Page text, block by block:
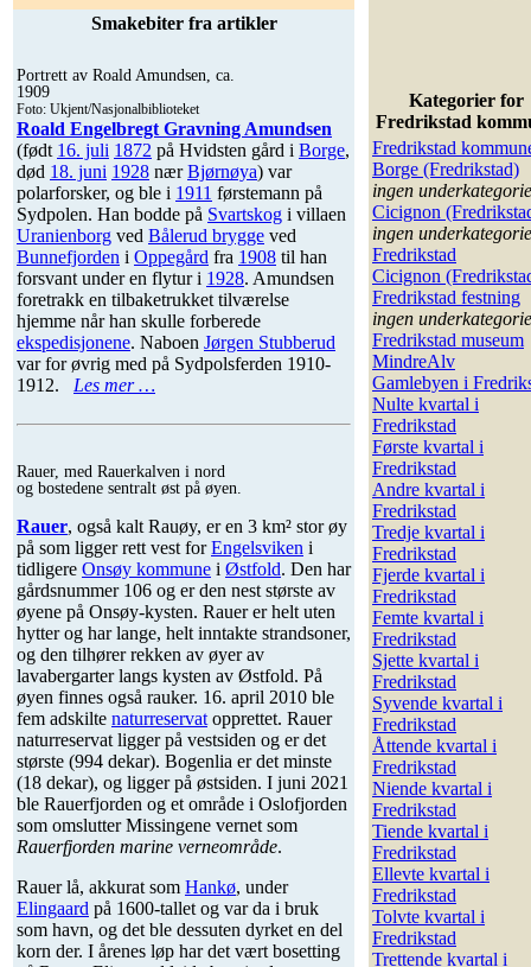
Smakebiter fra artikler
Portrett av Roald Amundsen, ca.
1909
Foto: Ukjent/Nasjonalbiblioteket
Roald Engelbregt Gravning Amundsen
(født 16. juli 1872 på Hvidsten gård i Borge,
død 18. juni 1928 nærBjørnøya) var
polarforsker, og ble i 1911 førstemann på
Sydpolen. Han bodde på Svartskog i villaen
Uranienborg ved Bålerud brygge ved
Bunnefjorden i Oppegård fra 1908 til han
forsvant under en flytur i 1928. Amundsen
foretrakk en tilbaketrukket tilværelse
hjemme når han skulle forberede
ekspedisjonene. Naboen Jørgen Stubberud
var for øvrig med på Sydpolsferden 1910-
1912. Les mer …
Rauer, med Rauerkalven i nord
og bostedene sentralt øst på øyen.
Rauer, også kalt Rauøy, er en 3 km² stor øy
på som ligger rett vest forEngelsviken i
tidligere Onsøy kommune i Østfold. Den har
gårdsnummer 106 og er den nest største av
øyene på Onsøy-kysten. Rauer er helt uten
hytter og har lange, helt inntakte strandsoner,
og den tilhører rekken av øyer av
lavabergarter langs kysten av Østfold. På
øyen finnes også rauker. 16. april 2010 ble
fem adskilte naturreservat opprettet. Rauer
naturreservat ligger på vestsiden og er det
største (994 dekar). Bogenlia er det minste
(18 dekar), og ligger på østsiden. I juni 2021
ble Rauerfjorden og et område i Oslofjorden
som omslutter Missingene vernet som
Rauerfjorden marine verneområde.
Rauer lå, akkurat som Hankø, under
Elingaard på 1600-tallet og var da i bruk
som havn, og det ble dessuten dyrket en del
korn der. I årenes løp har det vært bosetting
Kategorier for
Fredrikstad
Fredrikstad
Borge (Fredrikstad)
ingen
Cicignon
ingen
Fredrikstad
Cicignon
Fredrikstad festning
ingen
Fredrikstad museum
MindreAlv
Gamlebyen i
Nulte kvartal i
Fredrikstad
Første kvartal i
Fredrikstad
Andre kvartal i
Fredrikstad
Tredje kvartal i
Fredrikstad
Fjerde kvartal i
Fredrikstad
Femte kvartal i
Fredrikstad
Sjette kvartal i
Fredrikstad
Syvende kvartal i
Fredrikstad
Åttende kvartal i
Fredrikstad
Niende kvartal i
Fredrikstad
Tiende kvartal i
Fredrikstad
Ellevte kvartal i
Fredrikstad
Tolvte kvartal i
Fredrikstad
Trettende kvartal i